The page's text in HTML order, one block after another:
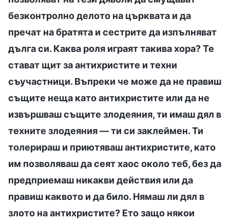
безконтролно делото на църквата и да
пречат на братята и сестрите да изпълняват
дълга си. Каква роля играят такива хора? Те
стават щит за антихристите и техни
съучастници. Въпреки че може да не правиш
същите неща като антихристите или да не
извършваш същите злодеяния, ти имаш дял в
техните злодеяния — ти си заклеймен. Ти
толерираш и приютяваш антихристите, като
им позволяваш да сеят хаос около теб, без да
предприемаш никакви действия или да
правиш каквото и да било. Нямаш ли дял в
злото на антихристите? Ето защо някои